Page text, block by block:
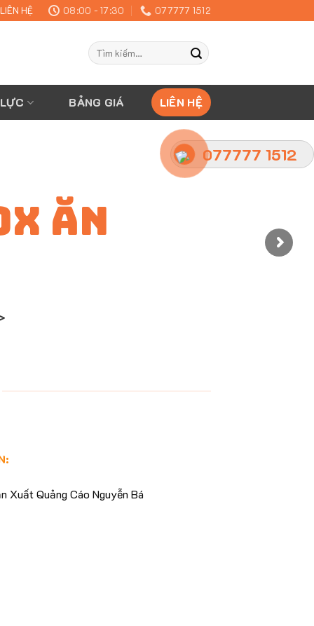
LIÊN HỆ 08:00 - 17:30 077777 1512
Tìm
kiếm:
BẢNG GIÁ LIÊN HỆ
ĂN
Xuất Quảng Cáo Nguyễn Bá
077777 1512